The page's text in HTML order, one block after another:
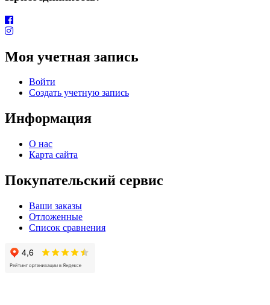
Моя учетная запись
Войти
Создать учетную запись
Информация
О нас
Карта сайта
Покупательский сервис
Ваши заказы
Отложенные
Список сравнения